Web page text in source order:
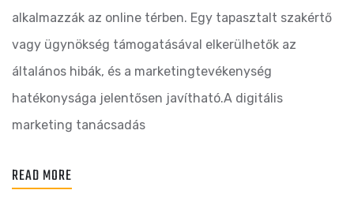
alkalmazzák az online térben. Egy tapasztalt szakértő
vagy ügynökség támogatásával elkerülhetők az
általános hibák, és a marketingtevékenység
hatékonysága jelentősen javítható.A digitális
marketing tanácsadás
READ MORE